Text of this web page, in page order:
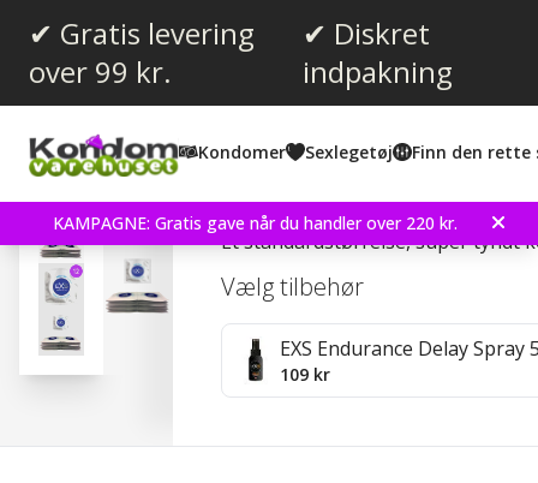
✔ Gratis levering
over 99 kr.
✔ Diskret
indpakning
Kondomer Sexlegetøj Finn den rette
KAMPAGNE: Gratis gave når du handler over 220 kr.
Anmeldelser (6)
EXS Nano Thin 12 stk
Et standardstørrelse, super tyndt
Vælg tilbehør
EXS Endurance Delay Spray
109 kr